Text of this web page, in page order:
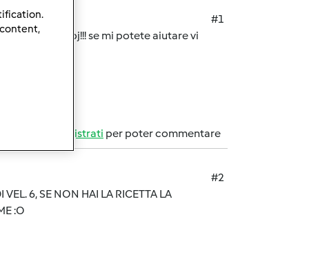
#1
nel bimbj!!! se mi potete aiutare vi
registrati per poter commentare
#2
6, SE NON HAI LA RICETTA LA
:O